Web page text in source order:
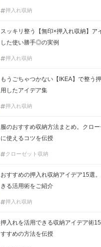
押入れ収納
スッキリ整う【無印×押入れ収納】ア
した使い勝手◎の実例
押入れ収納
もうごちゃつかない【IKEA】で整う
用したアイデア集
押入れ収納
服のおすすめ収納方法まとめ。クロ
に使えるコツを伝授
クローゼット収納
おすすめの押入れ収納アイデア15選
きる活用術をご紹介
押入れ収納
押入れを活用できる収納アイデア術
すすめの方法を伝授